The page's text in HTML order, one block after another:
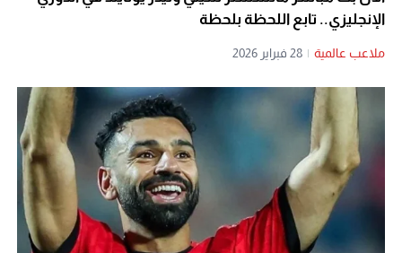
الإنجليزي.. تابع اللحظة بلحظة
ملاعب عالمية | 28 فبراير 2026